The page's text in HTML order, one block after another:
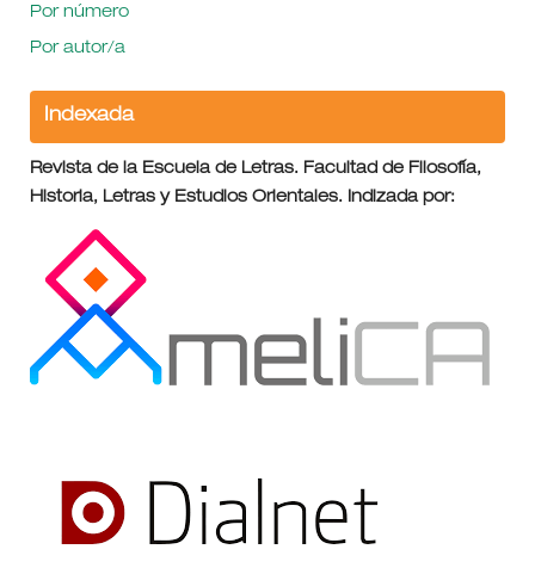
Por número
Por autor/a
Indexada
Revista de la Escuela de Letras. Facultad de Filosofía,
Historia, Letras y Estudios Orientales. Indizada por: